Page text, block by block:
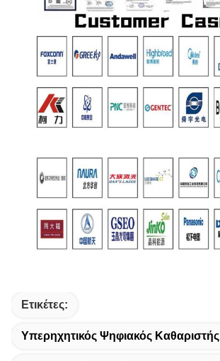
Ετικέτες:
Υπερηχητικός Ψηφιακός Καθαριστής